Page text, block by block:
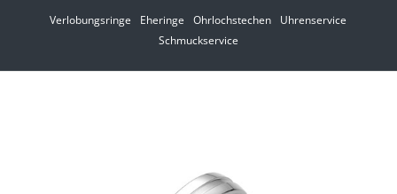
Verlobungsringe Eheringe Ohrlochstechen
Uhrenservice
Schmuckservice